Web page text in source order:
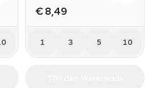
€ 8,49
1 3 5 10